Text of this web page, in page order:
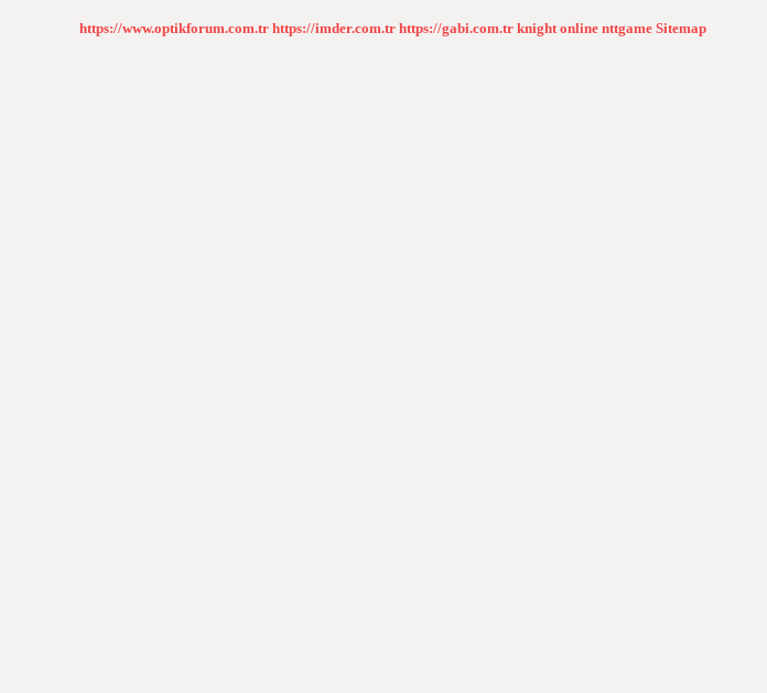
https://www.optikforum.com.tr https://imder.com.tr https://gabi.com.tr knight online nttgame Sitemap